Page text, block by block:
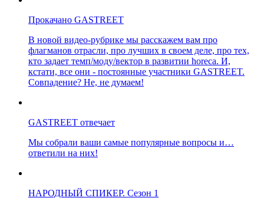
Прокачано GASTREET
В новой видео-рубрике мы расскажем вам про
флагманов отрасли, про лучших в своем деле, про тех,
кто задает темп/моду/вектор в развитии horeca. И,
кстати, все они - постоянные участники GASTREET.
Совпадение? Не, не думаем!
GASTREET отвечает
Мы собрали ваши самые популярные вопросы и…
ответили на них!
НАРОДНЫЙ СПИКЕР. Сезон 1